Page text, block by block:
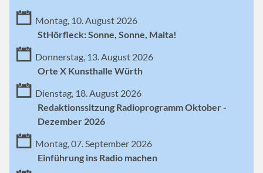
Montag, 10. August 2026
StHörfleck: Sonne, Sonne, Malta!
Donnerstag, 13. August 2026
Orte X Kunsthalle Würth
Dienstag, 18. August 2026
Redaktionssitzung Radioprogramm Oktober -
Dezember 2026
Montag, 07. September 2026
Einführung ins Radio machen